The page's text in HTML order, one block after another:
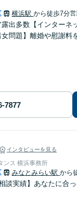
横浜駅 から徒歩7分営
露出多数【インター
問題】離婚や慰謝料
インタビューを見る
ンス 横浜事務所
みなとみらい駅 から
談実績】あなたに合